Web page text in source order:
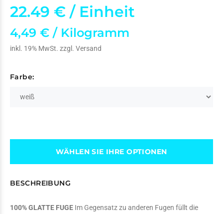
22.49 € / Einheit
4,49 € / Kilogramm
inkl. 19% MwSt. zzgl. Versand
Farbe:
WÄHLEN SIE IHRE OPTIONEN
BESCHREIBUNG
100% GLATTE FUGE Im Gegensatz zu anderen Fugen füllt die